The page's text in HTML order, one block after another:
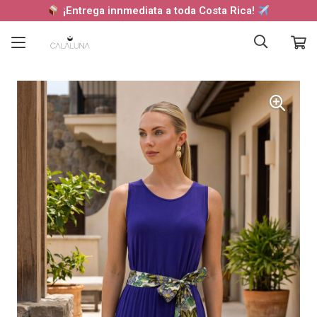
¡Entrega innmediata a toda Costa Rica!